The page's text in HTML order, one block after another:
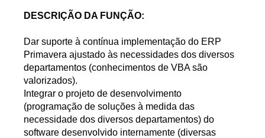
DESCRIÇÃO DA FUNÇÃO:
Dar suporte à contínua implementação do ERP
Primavera ajustado às necessidades dos diversos
departamentos (conhecimentos de VBA são
valorizados).
Integrar o projeto de desenvolvimento
(programação de soluções à medida das
necessidade dos diversos departamentos) do
software desenvolvido internamente (diversas